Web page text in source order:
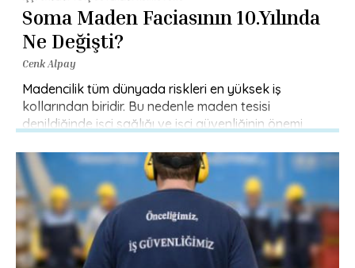
Soma Maden Faciasının 10.Yılında
Ne Değişti?
Cenk Alpay
Madencilik tüm dünyada riskleri en yüksek iş
kollarından biridir. Bu nedenle maden tesisi
denildiğinde işçi sağlığı ve işçi güvenliğinin önemi